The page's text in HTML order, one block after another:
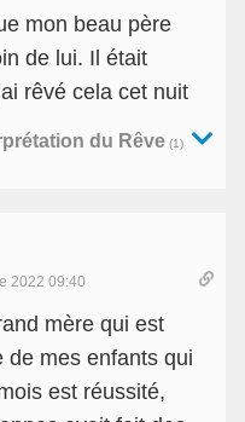
mon beau père
de lui. Il était
rêvé cela cet nuit
du Rêve (1)
2022 09:40
mère qui est
de mes enfants qui
est réussité,